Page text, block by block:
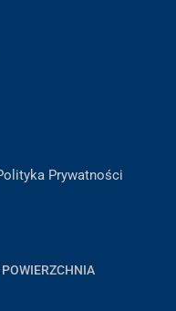
Prywatności